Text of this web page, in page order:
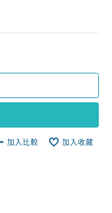
加入比較 加入收藏